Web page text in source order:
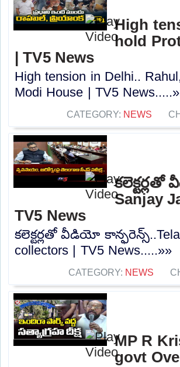
High
hold
| TV5 News
High tension in Delhi..
Modi House | TV5
CATEGORY: NEWS
Sanjay
TV5 News
కలెక్టర్లతో వీడియో
collectors | TV5 News.....»»
CATEGORY: NEWS
MP R
govt